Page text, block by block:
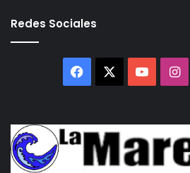
Redes Sociales
Facebook